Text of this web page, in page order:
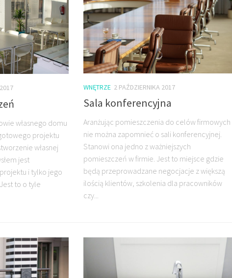
własnego domu
projektu
własnej
jest
i tylko jego
to o tyle
WNĘTRZE 2 PAŹDZIERNIKA 2017
Sala konferencyjna
Aranżując pomieszczenia do celów firmowych
nie można zapomnieć o sali konferencyjnej.
Stanowi ona jedno z ważniejszych
pomieszczeń w firmie. Jest to miejsce gdzie
będą przeprowadzane negocjacje z większą
ilością klientów, szkolenia dla pracowników
czy...